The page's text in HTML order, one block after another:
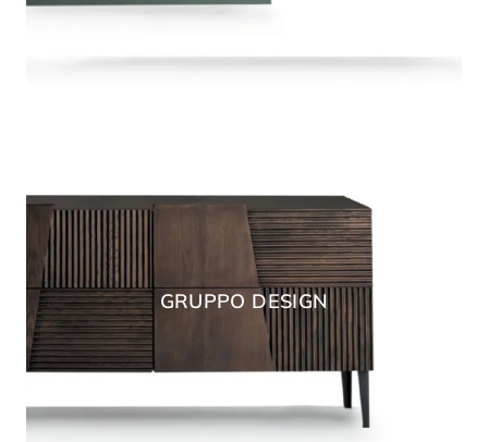
GRUPPO DESIGN